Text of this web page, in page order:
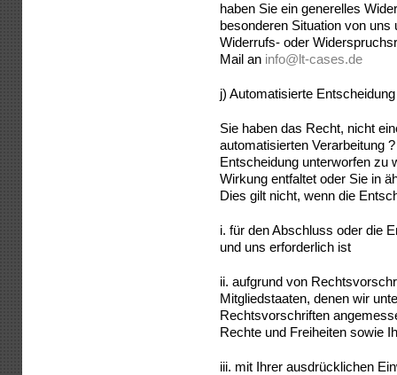
haben Sie ein generelles
besonderen Situation von
Widerrufs- oder
Mail an info@lt-cases.de
j) Automatisierte
Sie haben das Recht, nicht
automatisierten Verarbeitung
Entscheidung unterworfen zu
Wirkung entfaltet oder Sie in
Dies gilt nicht, wenn die
i. für den Abschluss oder die
und uns erforderlich ist
ii. aufgrund von
Mitgliedstaaten, denen wir
Rechtsvorschriften
Rechte und Freiheiten sowie
iii. mit Ihrer ausdrücklichen